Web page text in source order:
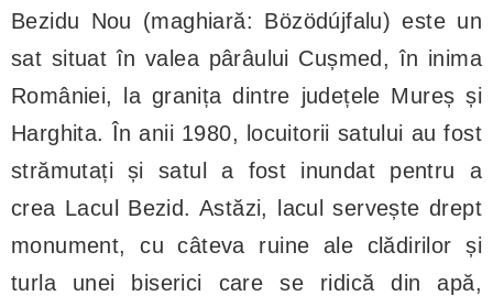
Bezidu Nou (maghiară: Bözödújfalu) este un
sat situat în valea pârâului Cușmed, în inima
României, la granița dintre județele Mureș și
Harghita. În anii 1980, locuitorii satului au fost
strămutați și satul a fost inundat pentru a
crea Lacul Bezid. Astăzi, lacul servește drept
monument, cu câteva ruine ale clădirilor și
turla unei biserici care se ridică din apă,